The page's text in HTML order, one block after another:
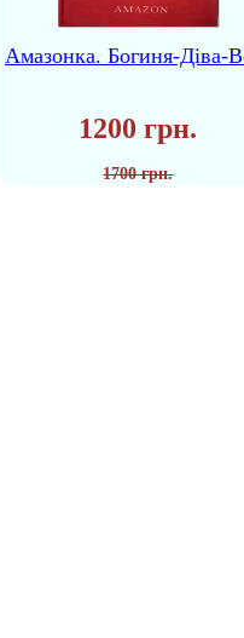
Амазонка. Богиня-Діва-
1200 грн.
1700 грн.